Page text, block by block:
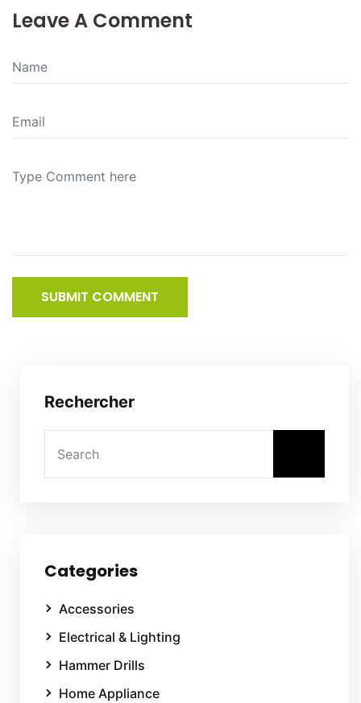
Leave A Comment
SUBMIT COMMENT
Rechercher
Categories
Accessories
Electrical & Lighting
Hammer Drills
Home Appliance